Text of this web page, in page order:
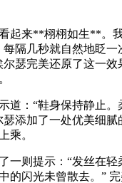
起来**栩栩如生**。
每隔几秒就自然地眨一
尔瑟完美还原了这一
道：“鞋身保持静止
瑟添加了一处优美细
乘。
一则提示：“发丝在轻
的闪光未曾散去。” 完